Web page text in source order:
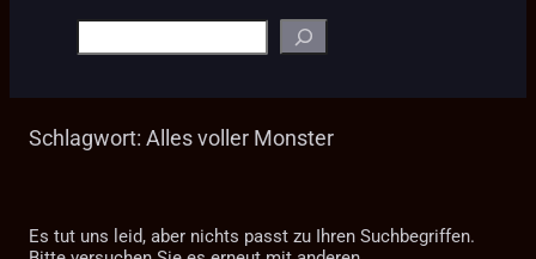
Suchen
Schlagwort: Alles voller Monster
Es tut uns leid, aber nichts passt zu Ihren Suchbegriffen.